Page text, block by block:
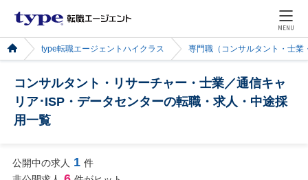
MENU
type転職エージェントハイクラス 専門職（コンサルタント・士業
コンサルタント・リサーチャー・士業／通信キャ
リア･ISP・データセンターの転職・求人・中途採
用一覧
公開中の求人 1 件